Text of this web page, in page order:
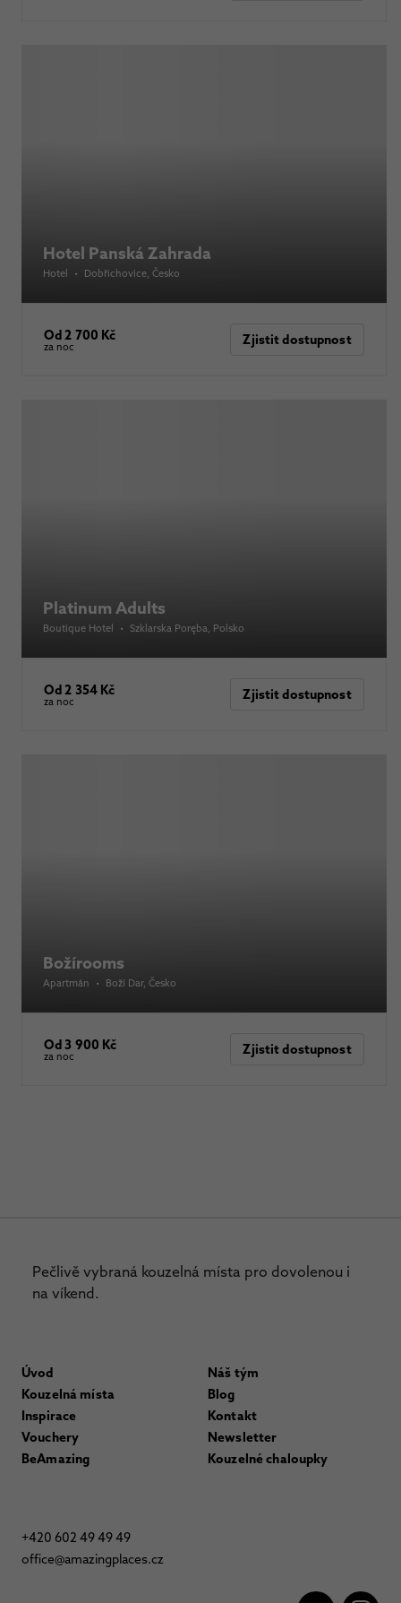
Hotel Panská Zahrada
Hotel • Dobřichovice , Česko
Od 2 700 Kč
za noc Zjistit dostupnost
Platinum Adults
Boutique Hotel • Szklarska Poręba , Polsko
Od 2 354 Kč
za noc Zjistit dostupnost
Božírooms
Apartmán • Boží Dar, Česko
Od 3 900 Kč
za noc Zjistit dostupnost
Pečlivě vybraná kouzelná místa pro dovolenou i
na víkend.
Úvod
Kouzelná místa
Inspirace
Vouchery
BeAmazing
Náš tým
Blog
Kontakt
Newsletter
Kouzelné chaloupky
+420 602 49 49 49
office@amazingplaces.cz